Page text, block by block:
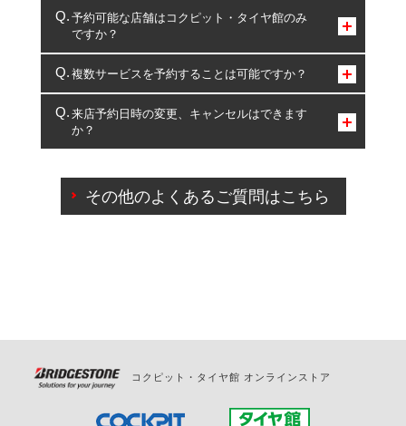
予約可能な店舗はコクピット・タイヤ館のみ
ですか？
コクピット・タイヤ館のみとなります。
複数サービスを予約することは可能ですか？
複数サービスのご予約は可能です。
一部の商品・サービスの組み合わせに限り、同時にご予約が
出来ないものもございます。
来店予約日時の変更、キャンセルはできます
か？
ご来店予約日の3営業日前を過ぎている場合のご予約
の日時変更につきましては、直接ご予約の店舗まで
その他のよくあるご質問はこちら
コクピット・タイヤ館 オンラインストア